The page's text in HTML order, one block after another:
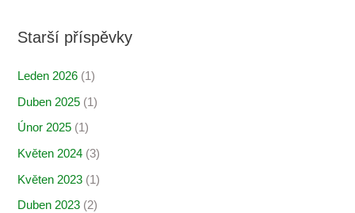
Starší příspěvky
Leden 2026 (1)
Duben 2025 (1)
Únor 2025 (1)
Květen 2024 (3)
Květen 2023 (1)
Duben 2023 (2)